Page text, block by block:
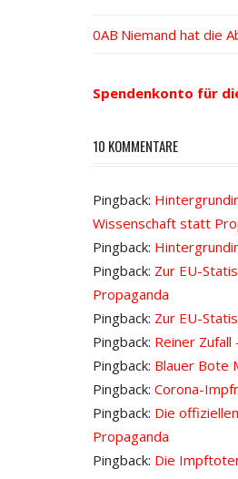
Navigation
Vorheriger
Niemand hat die
Spendenkonto für
10 KOMMENTARE
Pingback:
Wissenschaft statt
Pingback:
Pingback: Zur EU-
Propaganda
Pingback: Zur EU-
Pingback: Reiner
Pingback: Blauer Bote
Pingback: Corona-
Pingback: Die
Propaganda
Pingback: Die